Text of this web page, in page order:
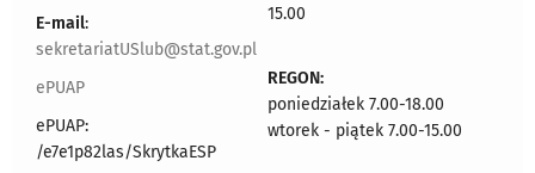
E-mail:
sekretariatUSlub@stat.gov.pl
ePUAP
ePUAP:
/e7e1p82las/SkrytkaESP
15.00
REGON:
poniedziałek 7.00-18.00
wtorek - piątek 7.00-15.00